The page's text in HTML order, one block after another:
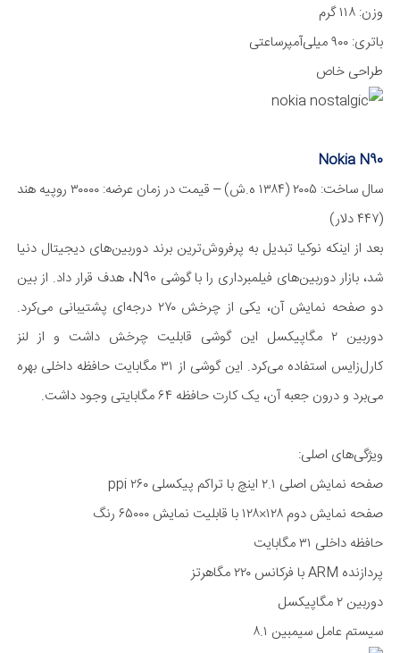
وزن: ۱۱۸ گرم
باتری: ۹۰۰ میلی‌آمپر‌ساعتی
طراحی خاص
Nokia N90
سال ساخت: ۲۰۰۵ (۱۳۸۴ ه.ش) – قیمت در زمان عرضه: ۳۰۰۰۰ روپیه هند
(۴۴۷ دلار)
بعد از اینکه نوکیا تبدیل به پر‌فروش‌ترین برند دوربین‌های دیجیتال دنیا
شد، بازار دوربین‌های فیلمبرداری را با گوشی N90، هدف قرار داد. از بین
دو صفحه نمایش آن، یکی از چرخش ۲۷۰ درجه‌ای پشتیبانی می‌کرد.
دوربین ۲ مگا‌پیکسل این گوشی قابلیت چرخش داشت و از لنز
کارل‌زایس استفاده می‌کرد. این گوشی از ۳۱ مگا‌بایت حافظه داخلی بهره
می‌برد و درون جعبه آن، یک کارت حافظه ۶۴ مگا‌بایتی وجود داشت.
ویژگی‌های اصلی:
صفحه نمایش اصلی ۲.۱ اینچ با تراکم پیکسلی ۲۶۰ ppi
صفحه نمایش دوم ۱۲۸×۱۲۸ با قابلیت نمایش ۶۵۰۰۰ رنگ
حافظه داخلی ۳۱ مگا‌بایت
پردازنده ARM با فرکانس ۲۲۰ مگا‌هرتز
دوربین ۲ مگا‌پیکسل
سیستم عامل سیمبین ۸.۱